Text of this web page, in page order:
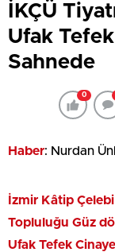
İKÇÜ
Ufak
Sahnede
0
Haber: Nurdan
İzmir Kâtip
Topluluğu Güz
Ufak Tefek